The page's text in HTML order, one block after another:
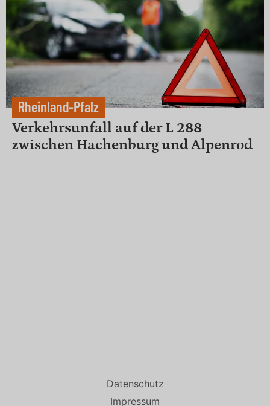
Rheinland-Pfalz
Verkehrsunfall auf der L 288
zwischen Hachenburg und Alpenrod
Datenschutz
Impressum